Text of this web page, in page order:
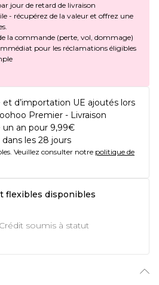
jour de retard de livraison
- récupérez de la valeur et offrez une
la commande (perte, vol, dommage)
pour les réclamations éligibles
et d’importation UE ajoutés lors
Premier - Livraison
an pour 9,99€
les 28 jours
Veuillez consulter notre politique de
flexibles disponibles
soumis à statut